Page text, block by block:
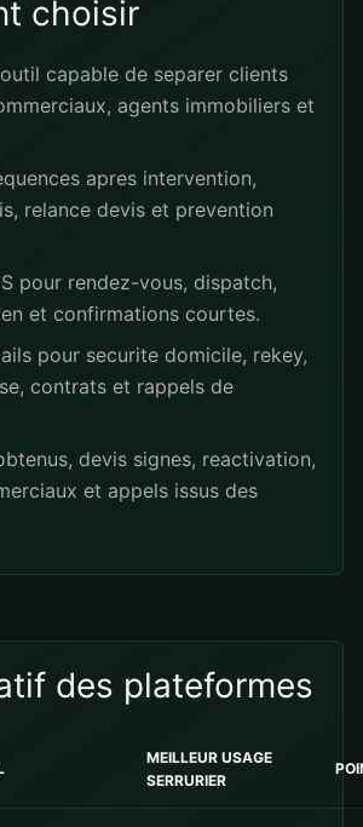
choisir
capable de separer clients
agents immobiliers et
apres intervention,
relance devis et prevention
pour rendez-vous, dispatch,
et confirmations courtes.
pour securite domicile, rekey,
contrats et rappels de
devis signes, reactivation,
et appels issus des
des plateformes
MEILLEUR USAGE
SERRURIER